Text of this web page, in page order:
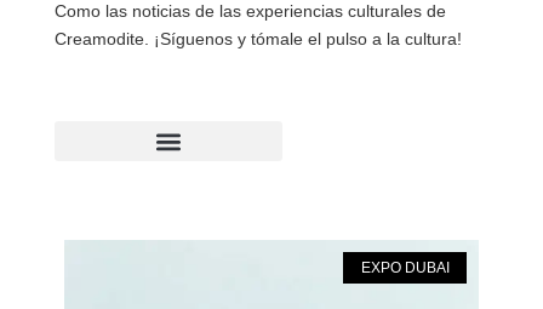
Como las noticias de las experiencias culturales de
Creamodite. ¡Síguenos y tómale el pulso a la cultura!
EXPO DUBAI